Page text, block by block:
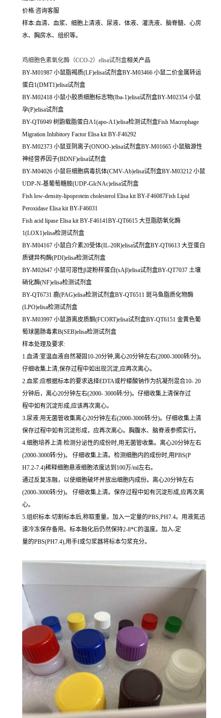
价格:咨询客服
样本:血清、血浆、细胞上清液、尿液、体液、灌洗液、脑脊髓、心房
水、胸房水、组织等。
鸡细胞色素氧化酶（CCO-2）elisa试剂盒相关产品
BY-M01987 小鼠脂褐质(LF)elisa试剂盒BY-M03466 小鼠二价金属转运
蛋白1(DMT1)elisa试剂盒
BY-M02418 小鼠小胶质细胞标志物(Iba-1)elisa试剂盒BY-M02354 小鼠
孕(P)elisa试剂盒
BY-QT6949 树鼩载脂蛋白A1(apo-A1)elisa检测试剂盒Fish Macrophage
Migration Inhibitory Factor Elisa kit BY-F46292
BY-M02373 小鼠亚阴离子(ONOO-)elisa试剂盒BY-M01665 小鼠脑源性
神经营养因子(BDNF)elisa试剂盒
BY-M04026 小鼠巨细胞病毒抗体(CMV-Ab)elisa试剂盒BY-M03212 小鼠
UDP-N-基葡萄糖胺(UDP-GlcNAc)elisa试剂盒
Fish low-density-lipoprotein cholesterol Elisa kit BY-F46087Fish Lipid
Peroxidase Elisa kit BY-F46031
Fish acid lipase Elisa kit BY-F46141BY-QT6615 大豆脂肪氧化酶
1(LOX1)elisa检测试剂盒
BY-M04167 小鼠白介素20受体(IL-20R)elisa试剂盒BY-QT6613 大豆蛋白
质键异构酶(PDI)elisa检测试剂盒
BY-M02647 小鼠可溶性β淀粉样蛋白(sAβ)elisa试剂盒BY-QT7037 土壤
硝化酶(NF)elisa检测试剂盒
BY-QT6731 鹿(PAG)elisa检测试剂盒BY-QT6511 斑马鱼脂质化物酶
(LPO)elisa检测试剂盒
BY-M03997 小鼠游离皮质酮(FCORT)elisa试剂盒BY-QT6151 金黄色葡
萄球菌肠毒素B(SEB)elisa检测试剂盒
样本处理及要求:
1.血清:室温血液自然凝固10-20分钟,离心20分钟左右(2000-3000转/分)。
仔细收集上清,保存过程中如出现沉淀,应再次离心。
2.血浆:应根据标本的要求选择EDTA或柠檬酸钠作为抗凝剂混合10- 20
分钟后，离心20分钟左右(2000- 3000转/分)。仔细收集上清保存过
程中如有沉淀形成,应该再次离心。
3.尿液:用无菌管收集离心20分钟左右(2000-3000转/分)。仔细收集上清
保存过程中如有沉淀形成，应再次离心。胸腹水、脑脊液参照实行。
4.细胞培养上清:检测分泌性的成份时,用无菌管收集。离心20分钟左右
(2000-3000转/分)。 仔细收集上清。检测细胞内的成份时,用PBS(P
H7.2-7.4)稀释细胞悬液细胞浓度达到100万/ml左右。
通过反复冻融，以使细胞破坏并放出细胞内成份。离心20分钟左右
(2000-3000转/分)。 仔细收集上清。保存过程中如有沉淀形成,应再次离
心。
5.组织标本:切割标本后,称取重量。加入一定量的PBS,PH7.4。用液氮迅
速冷冻保存备用。标本融化后仍然保持2-8*C的温度。加入-定
量的PBS(PH7.4),用手I或匀浆器将标本匀浆充分。